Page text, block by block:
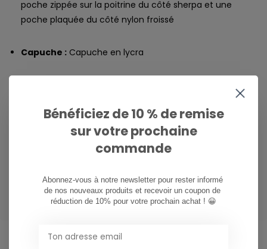
poche zippée sur la poitrine du côté sherpa et une
poche plaquée du côté nylon froissé
Capuche : Capuche en lycra
[Matière Principale] 100% Polyester Recyclé
Bénéficiez de 10 % de remise
sur votre prochaine
commande
Abonnez-vous à notre newsletter pour rester informé
de nos nouveaux produits et recevoir un coupon de
réduction de 10% pour votre prochain achat ! 😀